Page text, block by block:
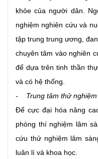
khỏe của người dân.
nghiệm nghiên cứu và
tập trung trung ương,
chuyên tâm vào nghiên
để dựa trên tinh thần
và có hệ thống.
- Trung tâm thử nghiệm
Để cực đại hóa nâng
phòng thí nghiệm lâm
cứu thử nghiệm lâm
luân lí và khoa học.